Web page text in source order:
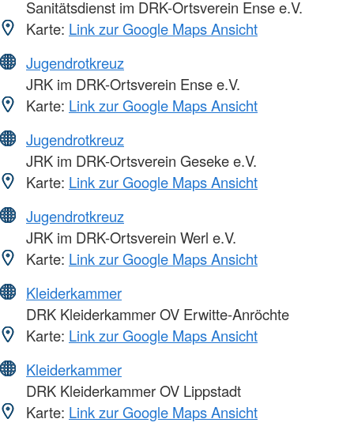
Sanitätsdienst im DRK-Ortsverein Ense e.V.
Karte: Link zur Google Maps Ansicht
Jugendrotkreuz
JRK im DRK-Ortsverein Ense e.V.
Karte: Link zur Google Maps Ansicht
Jugendrotkreuz
JRK im DRK-Ortsverein Geseke e.V.
Karte: Link zur Google Maps Ansicht
Jugendrotkreuz
JRK im DRK-Ortsverein Werl e.V.
Karte: Link zur Google Maps Ansicht
Kleiderkammer
DRK Kleiderkammer OV Erwitte-Anröchte
Karte: Link zur Google Maps Ansicht
Kleiderkammer
DRK Kleiderkammer OV Lippstadt
Karte: Link zur Google Maps Ansicht